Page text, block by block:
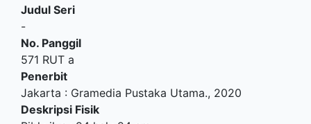
Judul Seri
-
No. Panggil
571 RUT a
Penerbit
Jakarta : Gramedia Pustaka Utama., 2020
Deskripsi Fisik